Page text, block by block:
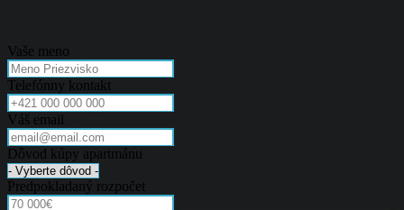
Vaše meno
Telefónny kontakt
Váš email
Dôvod kúpy apartmánu
Predpokladaný rozpočet